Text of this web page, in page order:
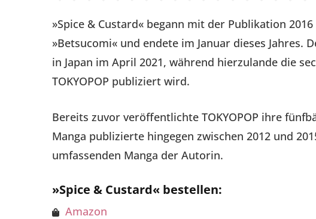
»Spice & Custard« begann mit der Publikation
»Betsucomi« und endete im Januar dieses Jahres.
in Japan im April 2021, während hierzulande die
TOKYOPOP publiziert wird.
Bereits zuvor veröffentlichte TOKYOPOP ihre
Manga publizierte hingegen zwischen 2012 und
umfassenden Manga der Autorin.
»Spice & Custard« bestellen:
Amazon